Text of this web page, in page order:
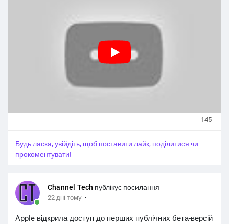
145
Будь ласка, увійдіть, щоб поставити лайк, поділитися чи
прокоментувати!
Channel Tech публікує посилання
22 дні тому ·
Apple відкрила доступ до перших публічних бета-версій